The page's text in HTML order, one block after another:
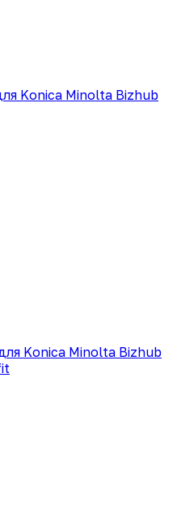
Konica Minolta Bizhub
Konica Minolta Bizhub